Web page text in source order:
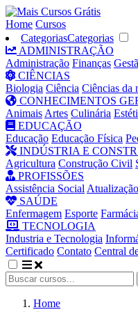
Home Cursos
CategoriasCategorias
ADMINISTRAÇÃO
Administração Finanças
CIÊNCIAS
Biologia Ciência Ciências da
CONHECIMENTOS
Animais Artes Culinária
EDUCAÇÃO
Educação Educação Física
INDÚSTRIA E
Agricultura Construção Civil
PROFISSÕES
Assistência Social
SAÚDE
Enfermagem Esporte
TECNOLOGIA
Industria e Tecnologia
Certificado Contato Central
Home